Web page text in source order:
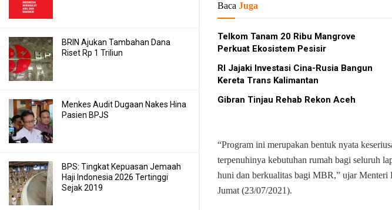
BRIN Ajukan Tambahan Dana
Riset Rp 1 Triliun
Menkes Audit Dugaan Nakes Hina
Pasien BPJS
BPS: Tingkat Kepuasan Jemaah
Haji Indonesia 2026 Tertinggi
Sejak 2019
Baca Juga
Telkom Tanam 20 Ribu Mangrove
Perkuat Ekosistem Pesisir
RI Jajaki Investasi Cina-Rusia Bangun
Kereta Trans Kalimantan
Gibran Tinjau Rehab Rekon Aceh
“Program ini merupakan bentuk nyata
terpenuhinya kebutuhan rumah bagi seluruh
huni dan berkualitas bagi MBR,” ujar
Jumat (23/07/2021).